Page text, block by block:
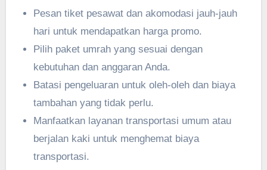
Pesan tiket pesawat dan akomodasi jauh-jauh
hari untuk mendapatkan harga promo.
Pilih paket umrah yang sesuai dengan
kebutuhan dan anggaran Anda.
Batasi pengeluaran untuk oleh-oleh dan biaya
tambahan yang tidak perlu.
Manfaatkan layanan transportasi umum atau
berjalan kaki untuk menghemat biaya
transportasi.